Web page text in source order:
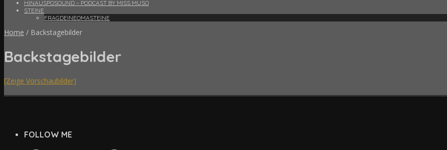
HINAUSPOSOUND – PODCAST BY MISS MUSO
STEINE
FRAGDEINEOMASTEINE
Home / Backstagebilder
Backstagebilder
[Zeige Vorschaubilder]
FOLLOW ME